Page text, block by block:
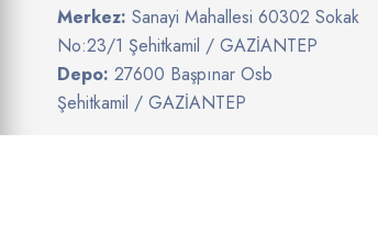
Merkez: Sanayi Mahallesi 60302 Sokak
No:23/1 Şehitkamil / GAZİANTEP
Depo: 27600 Başpınar Osb
Şehitkamil / GAZİANTEP